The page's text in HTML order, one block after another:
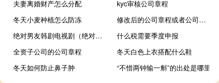
夫妻离婚财产怎么分配
kyc审核公司章程
冬天小麦种植怎么防冻
修改后的公司章程或者公司章程修正案
绝对男友韩剧电视剧（绝对男友）
什么税需要季度申报
全资子公司的公司章程
冬天白色上衣搭配什么鞋
冬天如何防止鼻子肿
“不惜两钟输一斛”的出处是哪里